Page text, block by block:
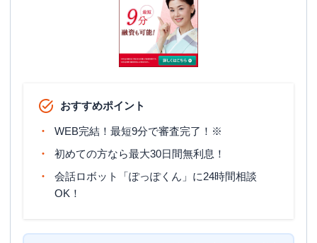
おすすめポイント
WEB完結！最短9分で審査完了！※
初めての方なら最大30日間無利息！
会話ロボット「ぽっぽくん」に24時間相談
OK！